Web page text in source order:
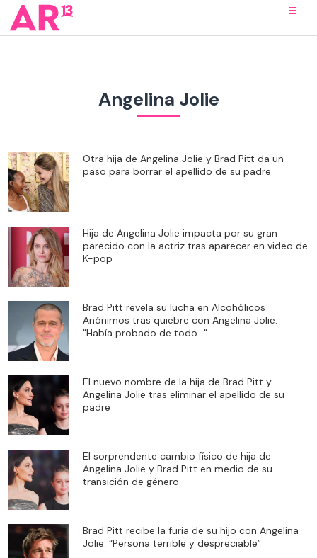
Angelina Jolie
Otra hija de Angelina Jolie y Brad Pitt da un
paso para borrar el apellido de su padre
Hija de Angelina Jolie impacta por su gran
parecido con la actriz tras aparecer en video de
K-pop
Brad Pitt revela su lucha en Alcohólicos
Anónimos tras quiebre con Angelina Jolie:
"Había probado de todo..."
El nuevo nombre de la hija de Brad Pitt y
Angelina Jolie tras eliminar el apellido de su
padre
El sorprendente cambio físico de hija de
Angelina Jolie y Brad Pitt en medio de su
transición de género
Brad Pitt recibe la furia de su hijo con Angelina
Jolie: “Persona terrible y despreciable”